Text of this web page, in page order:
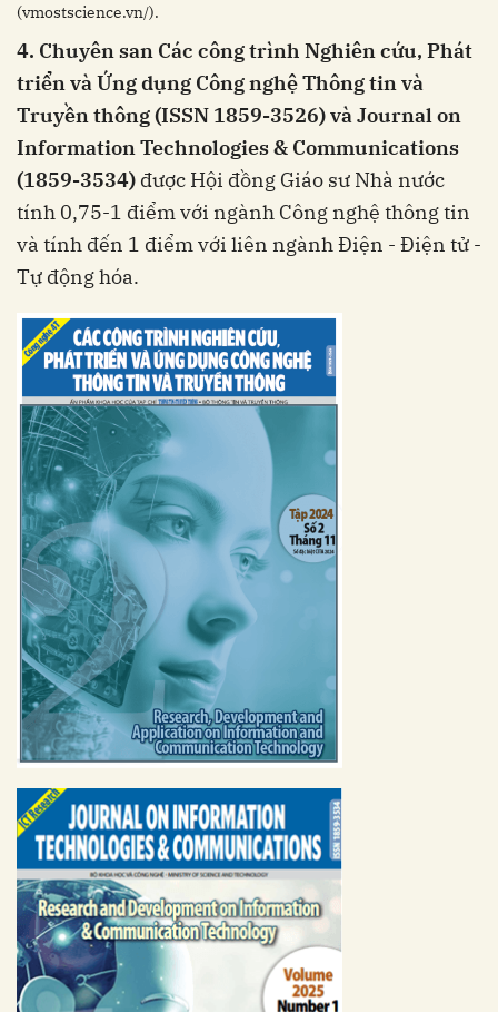
(vmostscience.vn/).
4. Chuyên san Các công trình Nghiên cứu, Phát
triển và Ứng dụng Công nghệ Thông tin và
Truyền thông (ISSN 1859-3526) và Journal on
Information Technologies & Communications
(1859-3534) được Hội đồng Giáo sư Nhà nước
tính 0,75-1 điểm với ngành Công nghệ thông tin
và tính đến 1 điểm với liên ngành Điện - Điện tử -
Tự động hóa.